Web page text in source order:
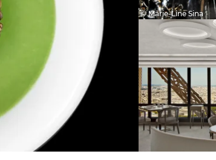
© Marie-Line Sina